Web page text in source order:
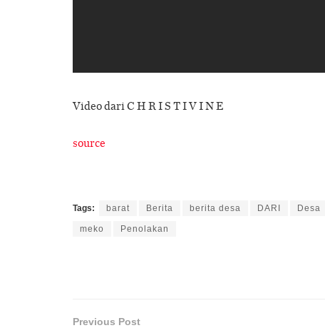
Video dari C H R I S T I V I N E
source
Tags: barat Berita berita desa DARI Desa
meko Penolakan
Previous Post